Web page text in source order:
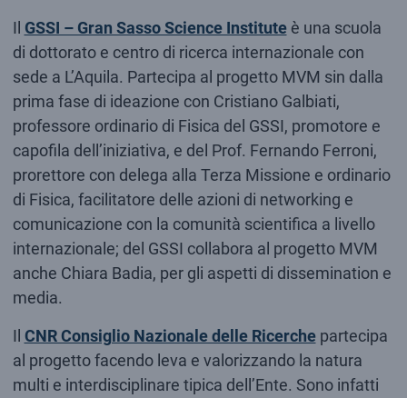
Il GSSI – Gran Sasso Science Instituteè una scuola
di dottorato e centro di ricerca internazionale con
sede a L’Aquila. Partecipa al progetto MVM sin dalla
prima fase di ideazione con Cristiano Galbiati,
professore ordinario di Fisica del GSSI, promotore e
capofila dell’iniziativa, e del Prof. Fernando Ferroni,
prorettore con delega alla Terza Missione e ordinario
di Fisica, facilitatore delle azioni di networking e
comunicazione con la comunità scientifica a livello
internazionale; del GSSI collabora al progetto MVM
anche Chiara Badia, per gli aspetti di dissemination e
media.
Il CNR Consiglio Nazionale delle Ricerchepartecipa
al progetto facendo leva e valorizzando la natura
multi e interdisciplinare tipica dell’Ente. Sono infatti